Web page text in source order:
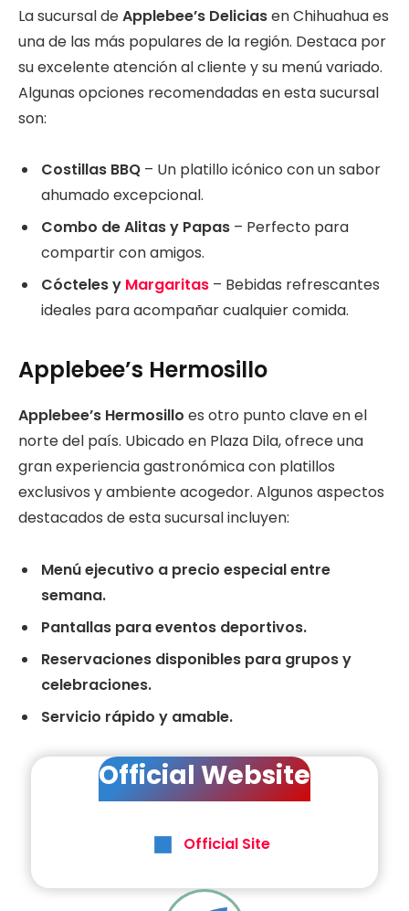
La sucursal deApplebee’s Deliciasen Chihuahua es
una de las más populares de la región. Destaca por
su excelente atención al cliente y su menú variado.
Algunas opciones recomendadas en esta sucursal
son:
Costillas BBQ – Un platillo icónico con un sabor
ahumado excepcional.
Combo de Alitas y Papas – Perfecto para
compartir con amigos.
Cócteles y Margaritas – Bebidas refrescantes
ideales para acompañar cualquier comida.
Applebee’s Hermosillo
Applebee’s Hermosillo es otro punto clave en el
norte del país. Ubicado en Plaza Dila, ofrece una
gran experiencia gastronómica con platillos
exclusivos y ambiente acogedor. Algunos aspectos
destacados de esta sucursal incluyen:
Menú ejecutivo a precio especial entre
semana.
Pantallas para eventos deportivos.
Reservaciones disponibles para grupos y
celebraciones.
Servicio rápido y amable.
Official Website
Official Site